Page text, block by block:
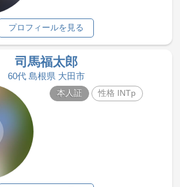
プロフィールを見る
司馬福太郎
60代 島根県 大田市
本人証 性格 INTp